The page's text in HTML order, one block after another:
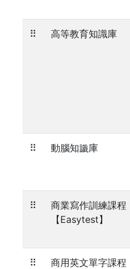
⠿ 高等教育知識庫
⠿ 動腦知識庫
⠿
商業寫作訓練課程
【Easytest】
⠿
商用英文單字課程